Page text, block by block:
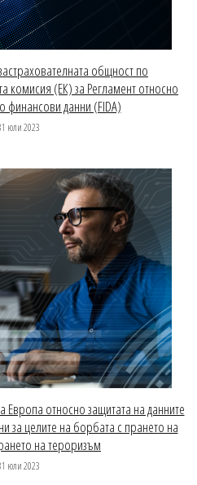
общност по
комисия (ЕК) за Регламент относно
финансови данни (FIDA)
юли 2023
Европа относно защитата на данните
за целите на борбата с прането на
на тероризъм
юли 2023